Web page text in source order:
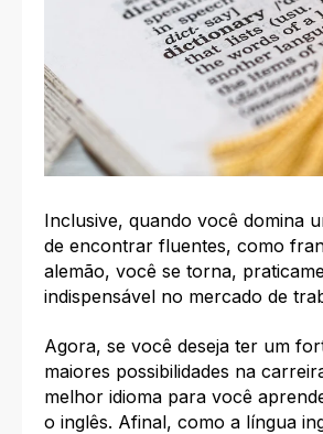
Inclusive, quando você domina
de encontrar fluentes, como
alemão, você se torna,
indispensável no mercado de
Agora, se você deseja ter um
maiores possibilidades na
melhor idioma para você
o inglês. Afinal, como a língua